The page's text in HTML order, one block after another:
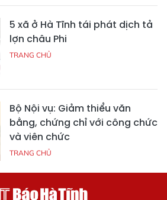
5 xã ở Hà Tĩnh tái phát dịch tả
lợn châu Phi
TRANG CHỦ
Bộ Nội vụ: Giảm thiểu văn
bằng, chứng chỉ với công chức
và viên chức
TRANG CHỦ